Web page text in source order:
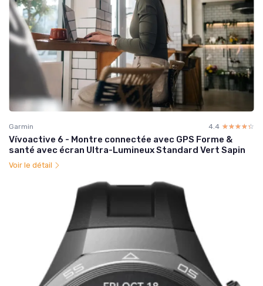
Garmin 4.4 ☆☆☆☆☆
★★★★★
Vívoactive 6 - Montre connectée avec GPS Forme &
santé avec écran Ultra-Lumineux Standard Vert Sapin
Voir le détail